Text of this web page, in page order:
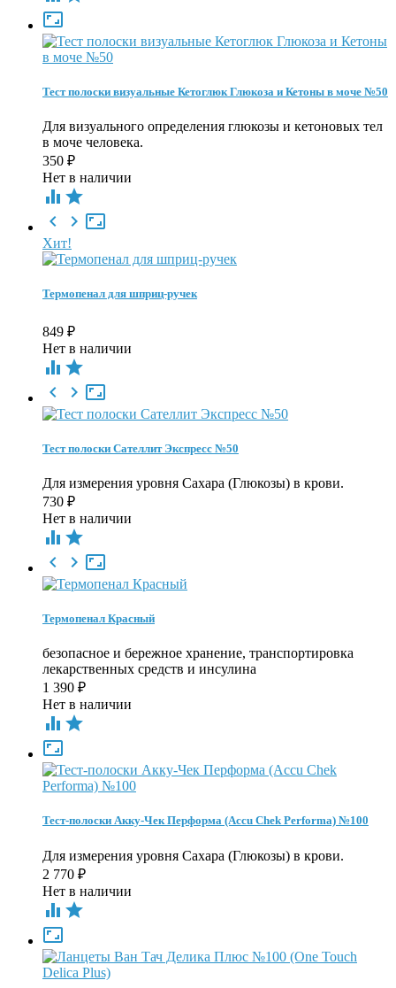

Тест полоски визуальные Кетоглюк Глюкоза и Кетоны в моче №50
Для визуального определения глюкозы и кетоновых тел
в моче человека.
350 ₽
Нет в наличии
 

 
Хит!
Термопенал для шприц-ручек
849 ₽
Нет в наличии
 

 
Тест полоски Сателлит Экспресс №50
Для измерения уровня Сахара (Глюкозы) в крови.
730 ₽
Нет в наличии
 

 
Термопенал Красный
безопасное и бережное хранение, транспортировка
лекарственных средств и инсулина
1 390 ₽
Нет в наличии
 

Тест-полоски Акку-Чек Перформа (Accu Chek Performa) №100
Для измерения уровня Сахара (Глюкозы) в крови.
2 770 ₽
Нет в наличии
 
